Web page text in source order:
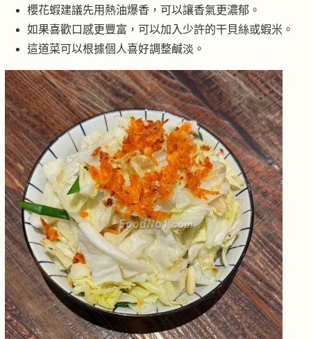
櫻花蝦建議先用熱油爆香，可以讓香氣更濃郁。
如果喜歡口感更豐富，可以加入少許的干貝絲或蝦米。
這道菜可以根據個人喜好調整鹹淡。